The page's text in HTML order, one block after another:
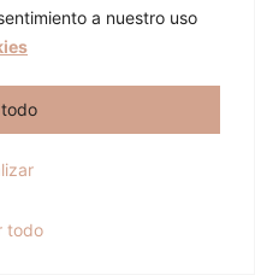
a nuestro uso
todo
subasta de
de
ya
gustaría